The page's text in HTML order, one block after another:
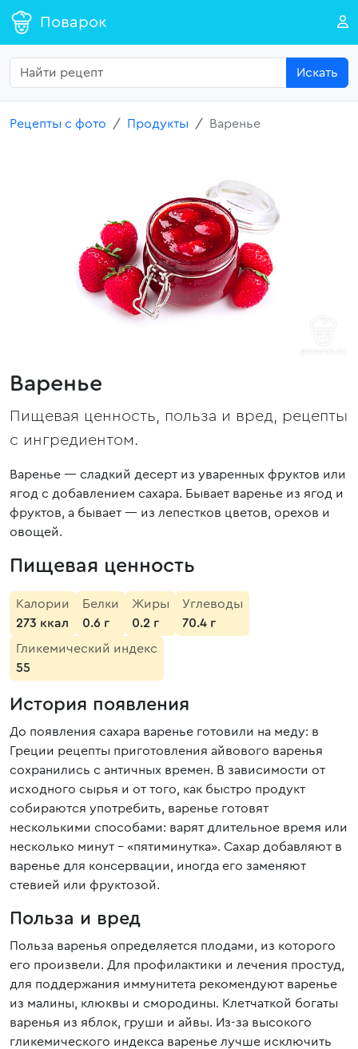
Поварок
Искать
Рецепты с фото Продукты Варенье
Варенье
Пищевая ценность, польза и вред, рецепты
с ингредиентом.
Варенье — сладкий десерт из уваренных фруктов или
ягод с добавлением сахара. Бывает варенье из ягод и
фруктов, а бывает — из лепестков цветов, орехов и
овощей.
Пищевая ценность
Калории
273 ккал
Белки
0.6 г
Жиры
0.2 г
Углеводы
70.4 г
Гликемический индекс
55
История появления
До появления сахара варенье готовили на меду: в
Греции рецепты приготовления айвового варенья
сохранились с античных времен. В зависимости от
исходного сырья и от того, как быстро продукт
собираются употребить, варенье готовят
несколькими способами: варят длительное время или
несколько минут – «пятиминутка». Сахар добавляют в
варенье для консервации, иногда его заменяют
стевией или фруктозой.
Польза и вред
Польза варенья определяется плодами, из которого
его произвели. Для профилактики и лечения простуд,
для поддержания иммунитета рекомендуют варенье
из малины, клюквы и смородины. Клетчаткой богаты
варенья из яблок, груши и айвы. Из-за высокого
гликемического индекса варенье лучше исключить